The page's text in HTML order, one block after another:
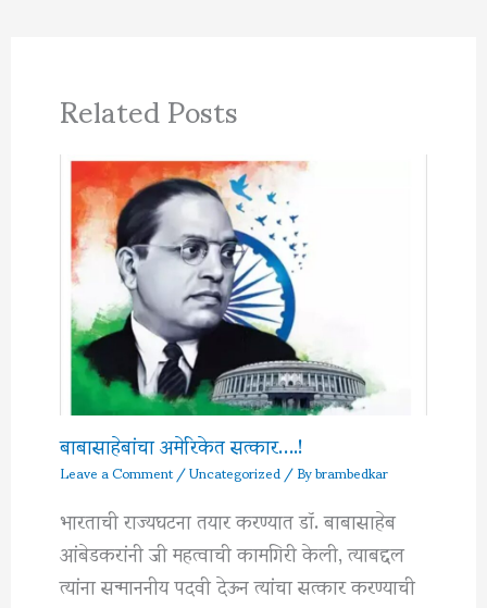
Related Posts
बाबासाहेबांचा अमेरिकेत सत्कार….!
Leave a Comment/Uncategorized/ Bybrambedkar
भारताची राज्यघटना तयार करण्यात डॉ. बाबासाहेब
आंबेडकरांनी जी महत्वाची कामगिरी केली, त्याबद्दल
त्यांना सन्माननीय पदवी देऊन त्यांचा सत्कार करण्याची